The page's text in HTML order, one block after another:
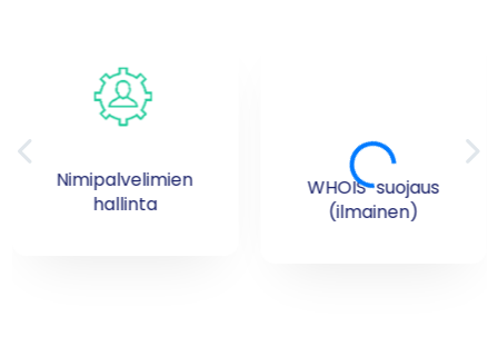
Nimipalvelimien
hallinta
WHOIS-suojaus
(ilmainen)